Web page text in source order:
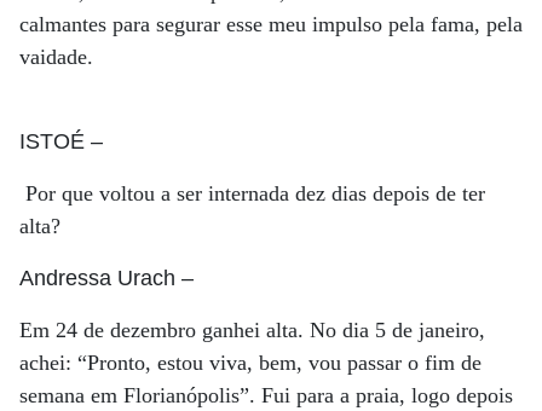
calmantes para segurar esse meu impulso pela fama, pela
vaidade.
ISTOÉ –
Por que voltou a ser internada dez dias depois de ter
alta?
Andressa Urach –
Em 24 de dezembro ganhei alta. No dia 5 de janeiro,
achei: “Pronto, estou viva, bem, vou passar o fim de
semana em Florianópolis”. Fui para a praia, logo depois